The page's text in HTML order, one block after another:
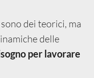
dei teorici, ma
delle
per lavorare